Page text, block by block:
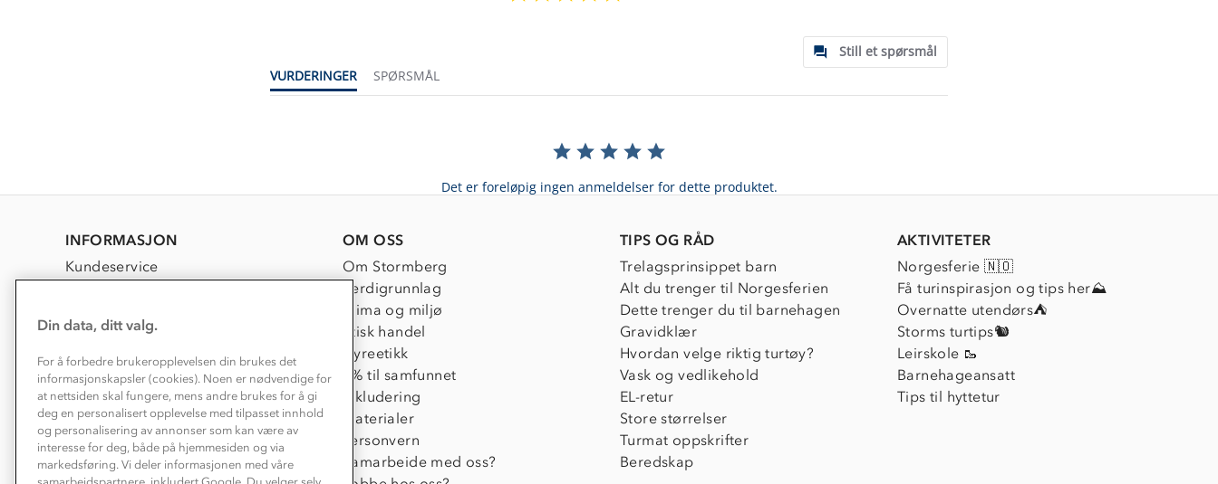
Still et spørsmål
VURDERINGER
SPØRSMÅL
Det er foreløpig ingen anmeldelser for dette produktet.
INFORMASJON
Kundeservice
Kundeklubb
Våre butikker
Bedrift, barnehage og SFO
Presse
OM OSS
Om Stormberg
Verdigrunnlag
Klima og miljø
Etisk handel
Dyreetikk
1% til samfunnet
Inkludering
Materialer
Personvern
Samarbeide med oss?
TIPS OG RÅD
Trelagsprinsippet barn
Alt du trenger til Norgesferien
Dette trenger du til barnehagen
Gravidklær
Hvordan velge riktig turtøy?
Vask og vedlikehold
EL-retur
Store størrelser
Turmat oppskrifter
Beredskap
AKTIVITETER
Norgesferie 🇳🇴
Få turinspirasjon og tips her⛰
Overnatte utendørs⛺
Storms turtips🐿️
Leirskole 🥾
Barnehageansatt
Tips til hyttetur
Din data, ditt valg.
For å forbedre brukeropplevelsen din brukes det
informasjonskapsler (cookies). Noen er nødvendige for
at nettsiden skal fungere, mens andre brukes for å gi
deg en personalisert opplevelse med tilpasset innhold
og personalisering av annonser som kan være av
interesse for deg, både på hjemmesiden og via
markedsføring. Vi deler informasjonen med våre